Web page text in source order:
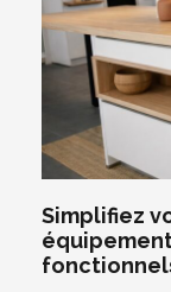
Simplifiez